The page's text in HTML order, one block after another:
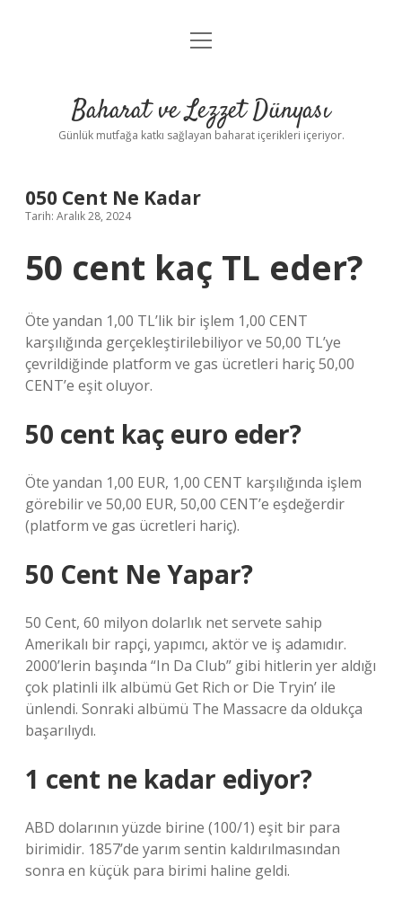
Anasayfa
Yasal Uyarı
menüyü
Baharat ve Lezzet Dünyası
Günlük mutfağa katkı sağlayan baharat içerikleri içeriyor.
050 Cent Ne Kadar
Tarih: Aralık 28, 2024
50 cent kaç TL eder?
Öte yandan 1,00 TL’lik bir işlem 1,00 CENT
karşılığında gerçekleştirilebiliyor ve 50,00 TL’ye
çevrildiğinde platform ve gas ücretleri hariç 50,00
CENT’e eşit oluyor.
50 cent kaç euro eder?
Öte yandan 1,00 EUR, 1,00 CENT karşılığında işlem
görebilir ve 50,00 EUR, 50,00 CENT’e eşdeğerdir
(platform ve gas ücretleri hariç).
50 Cent Ne Yapar?
50 Cent, 60 milyon dolarlık net servete sahip
Amerikalı bir rapçi, yapımcı, aktör ve iş adamıdır.
2000’lerin başında “In Da Club” gibi hitlerin yer aldığı
çok platinli ilk albümü Get Rich or Die Tryin’ ile
ünlendi. Sonraki albümü The Massacre da oldukça
başarılıydı.
1 cent ne kadar ediyor?
ABD dolarının yüzde birine (100/1) eşit bir para
birimidir. 1857’de yarım sentin kaldırılmasından
sonra en küçük para birimi haline geldi.